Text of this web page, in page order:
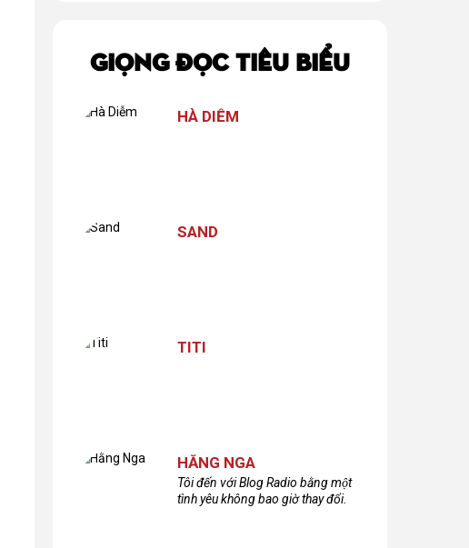
GIỌNG ĐỌC TIÊU BIỂU
HÀ DIỄM
SAND
TITI
HẰNG NGA
Tôi đến với Blog Radio bằng một
tình yêu không bao giờ thay đổi.